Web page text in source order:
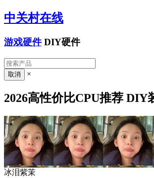
中关村在线
游戏硬件 DIY硬件
×
2026高性价比CPU推荐 DIY
冰泪紫茉